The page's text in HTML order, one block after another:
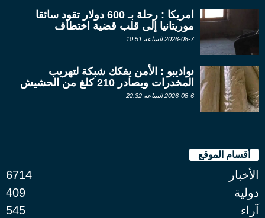
امريكا : رحلة بـ 600 دولار تقود سائقا
موريتانيا إلى قلب قضية اختطاف
2026-08-7 الساعة 10:51
نواذيبو : الأمن يفكك شبكة لتهريب
المخدرات ويصادر 210 كلغ من الحشيش
2026-08-6 الساعة 22:32
أقسام الموقع
الأخبار
6714
دولية
409
آراء
545